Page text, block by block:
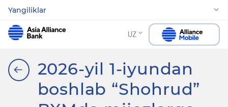
Yangiliklar
UZ
2026-yil 1-iyundan
boshlab “Shohrud”